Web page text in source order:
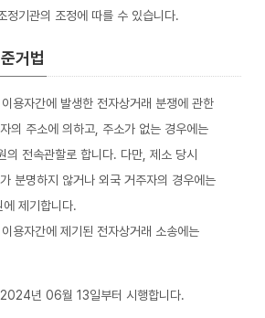
정기관의 조정에 따를 수 있습니다.
거법
용자간에 발생한 전자상거래 분쟁에 관한
의 주소에 의하고, 주소가 없는 경우에는
의 전속관할로 합니다. 다만, 제소 당시
분명하지 않거나 외국 거주자의 경우에는
에 제기합니다.
용자간에 제기된 전자상거래 소송에는
년 06월 13일부터 시행합니다.